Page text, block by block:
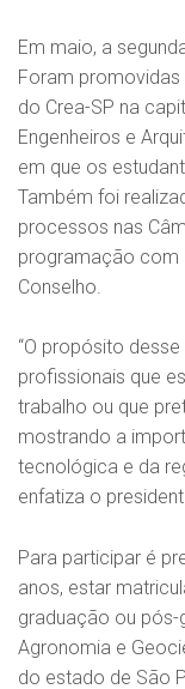
Em maio, a
Foram promovidas
do Crea-SP na
Engenheiros e
em que os
Também foi
processos nas
programação com
Conselho.
“O propósito
profissionais que
trabalho ou que
mostrando a
tecnológica e da
enfatiza o
Para participar é
anos, estar
graduação ou pós-
Agronomia e
do estado de São